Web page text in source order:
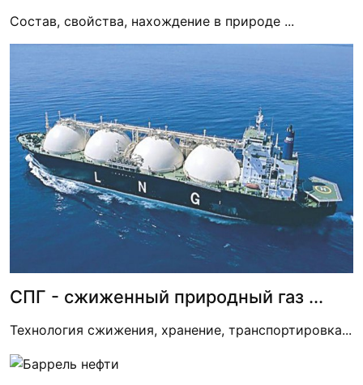
Состав, свойства, нахождение в природе ...
СПГ - сжиженный природный газ ...
Технология сжижения, хранение, транспортировка...